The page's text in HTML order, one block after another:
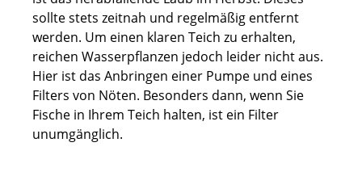
sollte stets zeitnah und regelmäßig entfernt
werden. Um einen klaren Teich zu erhalten,
reichen Wasserpflanzen jedoch leider nicht aus.
Hier ist das Anbringen einer Pumpe und eines
Filters von Nöten. Besonders dann, wenn Sie
Fische in Ihrem Teich halten, ist ein Filter
unumgänglich.